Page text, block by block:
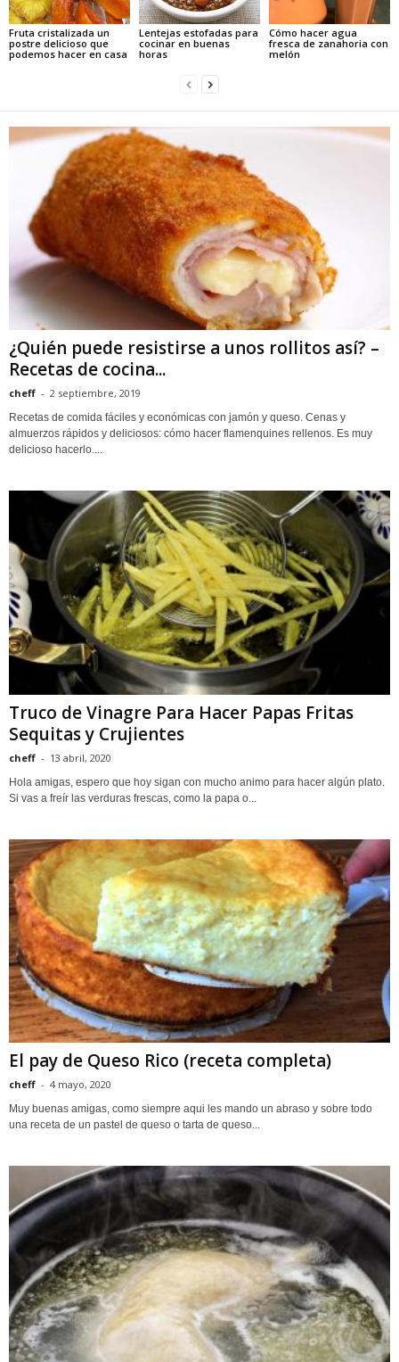
Fruta cristalizada un
postre delicioso que
podemos hacer en casa
Lentejas estofadas para
cocinar en buenas
horas
Cómo hacer agua
fresca de zanahoria con
melón
¿Quién puede resistirse a unos rollitos así? –
Recetas de cocina...
cheff - 2 septiembre, 2019
Recetas de comida fáciles y económicas con jamón y queso. Cenas y
almuerzos rápidos y deliciosos: cómo hacer flamenquines rellenos. Es muy
delicioso hacerlo....
Truco de Vinagre Para Hacer Papas Fritas
Sequitas y Crujientes
cheff - 13 abril, 2020
Hola amigas, espero que hoy sigan con mucho animo para hacer algún plato.
Si vas a freír las verduras frescas, como la papa o...
El pay de Queso Rico (receta completa)
cheff - 4 mayo, 2020
Muy buenas amigas, como siempre aqui les mando un abraso y sobre todo
una receta de un pastel de queso o tarta de queso...